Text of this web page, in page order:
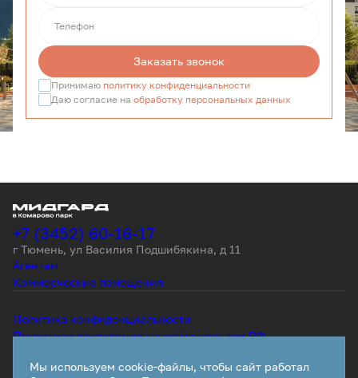
Телефон
Заказать звонок
Принимаю политику конфиденциальности
Даю согласие на обработку персональных данных
Агентам
Коммерческие помещения
+7 (3452) 60-16-17
г Тюмень, ул Василия Подшибякина, д 11
Политика конфиденциальности
Проектная декларация на сайте наш.дом.РФ
Юридический адрес: г. Тюмень, ул. Мельникайте, д. 135Б,
Мы используем cookie-файлы, чтобы сайт работал